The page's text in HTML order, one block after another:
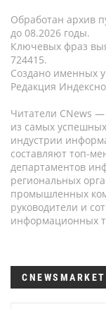
Обработан архив
до 08.2026 годы.
Ключевых фраз
724415.
Создано именных
Редакция
Читатели CNews —
из самых
индустрии
составляют топ-
департаментов
региональных
промышленных
руководители и
информационных
CNEWSMARKET